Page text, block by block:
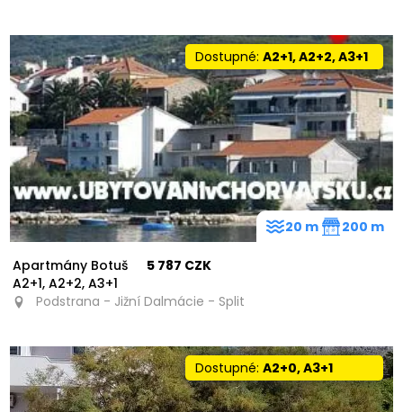
Dostupné:A2+1, A2+2, A3+1
Apartmány Botuš
A2+1, A2+2, A3+1
5 787 CZK
Podstrana - Jižní Dalmácie - Split
20 m 200 m
Dostupné:A2+0, A3+1